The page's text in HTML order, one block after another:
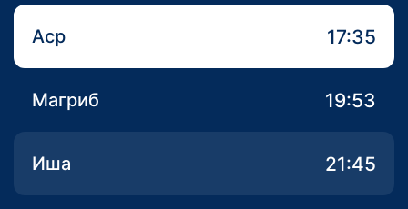
Аср 17:35
Магриб 19:53
Иша 21:45